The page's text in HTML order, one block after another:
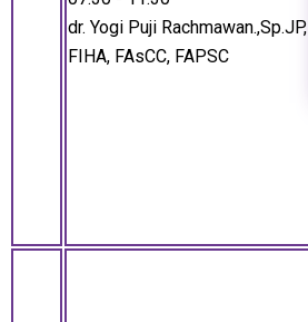
dr. Yogi Puji Rachmawan.,Sp.JP,
FIHA, FAsCC, FAPSC